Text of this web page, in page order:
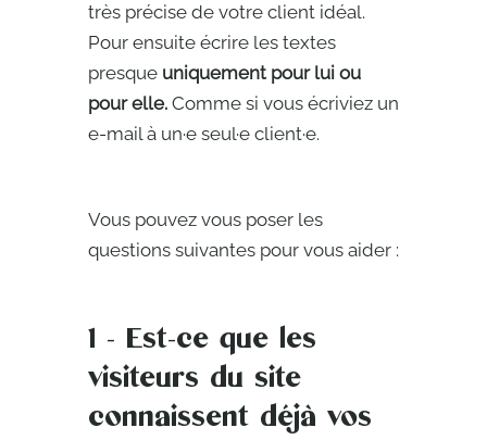
très précise de votre client idéal.
Pour ensuite écrire les textes
presque uniquement pour lui ou
pour elle.Comme si vous écriviez un
e-mail à un·e seul·e client·e.
Vous pouvez vous poser les
questions suivantes pour vous aider :
1 - Est-ce que les
visiteurs du site
connaissent déjà vos